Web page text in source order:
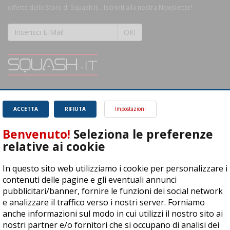
offerte dello Store di Squash.it... Iscriviti alla nostra Newsletter!
OK!
SQUASH.it: Il punto di riferimento quotidiano per tutti gli amanti di questo
magnifico sport.
Leggi
RIFIUTA
ACCETTA Impostazioni
Benvenuto! Seleziona le preferenze
relative ai cookie
In questo sito web utilizziamo i cookie per personalizzare i
contenuti delle pagine e gli eventuali annunci
pubblicitari/banner, fornire le funzioni dei social network
e analizzare il traffico verso i nostri server. Forniamo
anche informazioni sul modo in cui utilizzi il nostro sito ai
nostri partner e/o fornitori che si occupano di analisi dei
ASD Let's Sport - Via T. Olivelli 3, 25014 Castenedolo (BS) - P. Iva:
04278030988
© Copyright 2015 | All Rights Reserved - Powered byDynDevice
Privacy Policy Cookie Policy Accessibilità Sitemap